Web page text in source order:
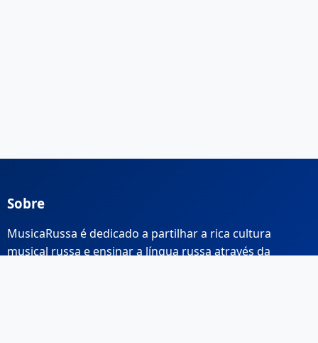
Sobre
MusicaRussa é dedicado a partilhar a rica cultura
musical russa e ensinar a língua russa através da